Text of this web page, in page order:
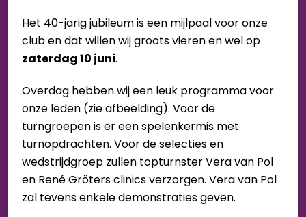
Het 40-jarig jubileum is een mijlpaal voor onze
club en dat willen wij groots vieren en wel op
zaterdag 10 juni.
Overdag hebben wij een leuk programma voor
onze leden (zie afbeelding). Voor de
turngroepen is er een spelenkermis met
turnopdrachten. Voor de selecties en
wedstrijdgroep zullen topturnster Vera van Pol
en René Gröters clinics verzorgen. Vera van Pol
zal tevens enkele demonstraties geven.